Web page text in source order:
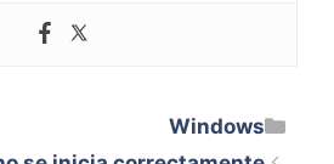
Categorías
Windows